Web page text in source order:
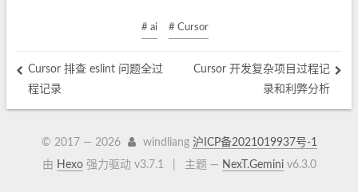
# ai # Cursor
Cursor 排查 eslint 问题全过
程记录
Cursor 开发复杂项目过程记
录和利弊分析
© 2017 — 2026 windliang 沪ICP备2021019937号-1
由 Hexo强力驱动 v3.7.1 主题 — NexT.Geminiv6.3.0